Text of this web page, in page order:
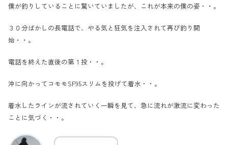
僕が釣りしていることに驚いていましたが、これが本来の僕の姿・・。
３０分ばかしの長電話で、やる気と狂気を注入されて再び釣り開
始・・。
電話を終えた直後の第１投・・。
沖に向かってコモモSF95スリムを投げて着水・・。
着水したラインが流されていく一瞬を見て、急に流れが激流に変わった
ことに気づく・・。